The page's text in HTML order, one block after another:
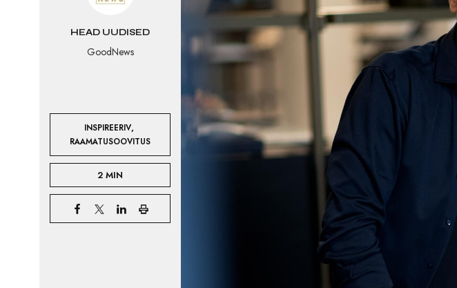
HEAD UUDISED
GoodNews
INSPIREERIV,
RAAMATUSOOVITUS
2 MIN